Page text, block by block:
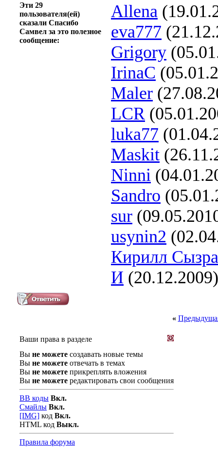
Эти 29
пользователя(ей)
сказали Спасибо
Самвел за это полезное
сообщение:
Allena
eva777
Grigory
IrinaC
Maler
LCR
luka77
Maskit
Ninni
Sandro
sur
usynin2
Кирилл
И
«
Ваши права в разделе
Вы не можете создавать новые темы
Вы не можете отвечать в темах
Вы не можете прикреплять вложения
Вы не можете редактировать свои сообщения
BB коды Вкл.
Смайлы Вкл.
[IMG] код Вкл.
HTML код Выкл.
Правила форума